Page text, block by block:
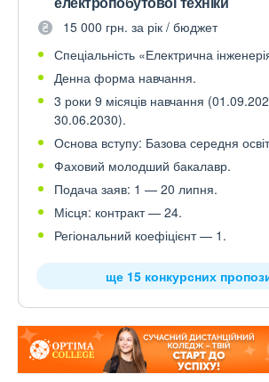
15 000 грн. за рік / бюджет
Спеціальність «Електрична
Денна форма навчання.
3 роки 9 місяців навчання
30.06.2030).
Основа вступу: Базова середня
Фаховий молодший бакалавр.
Подача заяв: 1 — 20 липня.
Місця: контракт — 24.
Регіональний коефіцієнт — 1.
ще 15 конкурсних